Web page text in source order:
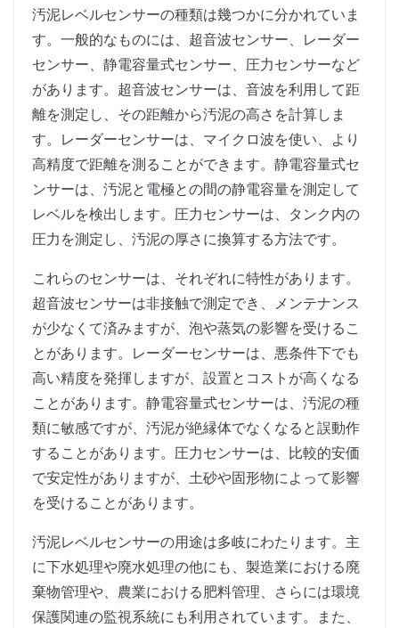
汚泥レベルセンサーの種類は幾つかに分かれていま
す。一般的なものには、超音波センサー、レーダー
センサー、静電容量式センサー、圧力センサーなど
があります。超音波センサーは、音波を利用して距
離を測定し、その距離から汚泥の高さを計算しま
す。レーダーセンサーは、マイクロ波を使い、より
高精度で距離を測ることができます。静電容量式セ
ンサーは、汚泥と電極との間の静電容量を測定して
レベルを検出します。圧力センサーは、タンク内の
圧力を測定し、汚泥の厚さに換算する方法です。
これらのセンサーは、それぞれに特性があります。
超音波センサーは非接触で測定でき、メンテナンス
が少なくて済みますが、泡や蒸気の影響を受けるこ
とがあります。レーダーセンサーは、悪条件下でも
高い精度を発揮しますが、設置とコストが高くなる
ことがあります。静電容量式センサーは、汚泥の種
類に敏感ですが、汚泥が絶縁体でなくなると誤動作
することがあります。圧力センサーは、比較的安価
で安定性がありますが、土砂や固形物によって影響
を受けることがあります。
汚泥レベルセンサーの用途は多岐にわたります。主
に下水処理や廃水処理の他にも、製造業における廃
棄物管理や、農業における肥料管理、さらには環境
保護関連の監視系統にも利用されています。また、